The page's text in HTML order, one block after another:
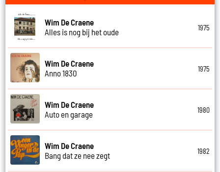
Wim De Craene
Alles is nog bij het oude
1975
Wim De Craene
Anno 1830
1975
Wim De Craene
Auto en garage
1980
Wim De Craene
Bang dat ze nee zegt
1982